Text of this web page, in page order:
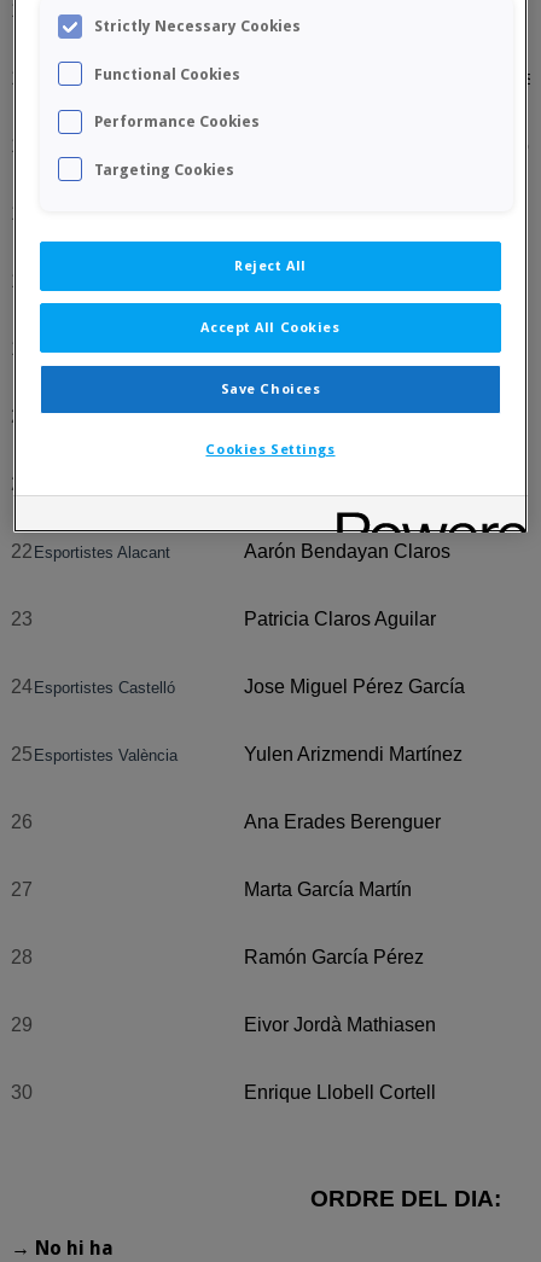
14
15 Alberic – Sergi Rodríguez Llorens
16 Benimaclet – Sebastián Pérez
17
18 Basilio – Basilio López Mateo
19 Entrenadors Alacant Joaquín Corbí Martí
20 Entrenadors València Luis Barona Boj
21
22 Esportistes Alacant Aarón Bendayan Claros
23 Patricia Claros Aguilar
24 Esportistes Castelló Jose Miguel Pérez García
25 Esportistes València Yulen Arizmendi Martínez
26 Ana Erades Berenguer
27 Marta García Martín
28 Ramón García Pérez
29 Eivor Jordà Mathiasen
30 Enrique Llobell Cortell
ORDRE DEL DIA:
→ No hi ha
Strictly Necessary Cookies
Functional Cookies
Performance Cookies
Targeting Cookies
Reject All
Accept All Cookies
Save Choices
Cookies Settings